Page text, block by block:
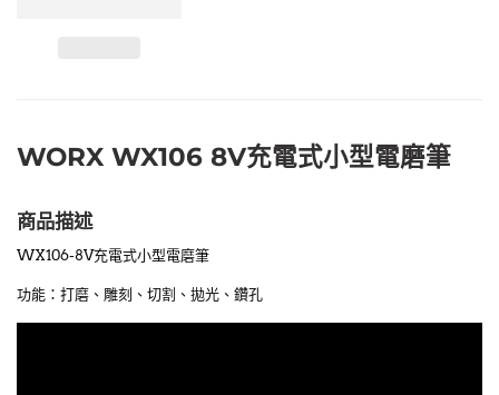
WORX WX106 8V充電式小型電磨筆
商品描述
WX106-8V充電式小型電磨筆
功能：打磨、雕刻、切割、拋光、鑽孔